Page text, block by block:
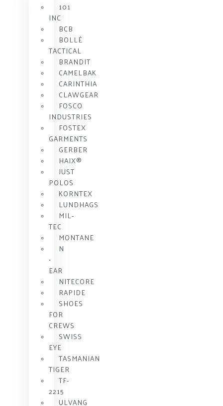
101
INC
BCB
BOLLÉ
TACTICAL
BRANDIT
CAMELBAK
CARINTHIA
CLAWGEAR
FOSCO
INDUSTRIES
FOSTEX
GARMENTS
GERBER
HAIX®
JUST
POLOS
KORNTEX
LUNDHAGS
MIL-
TEC
MONTANE
N
•
EAR
NITECORE
RAPIDE
SHOES
FOR
CREWS
SWISS
EYE
TASMANIAN
TIGER
TF-
2215
ULVANG